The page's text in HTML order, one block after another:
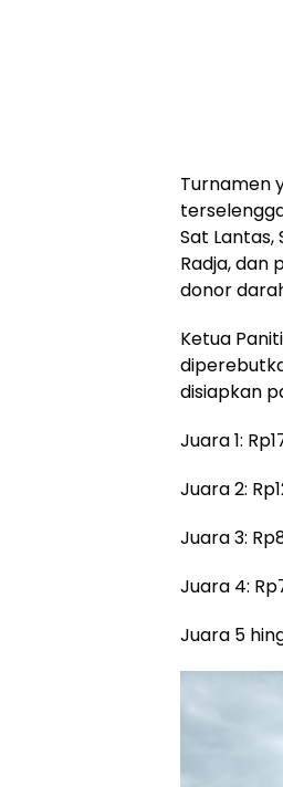
Turnamen
Sat Lantas,
Radja, dan
donor
Ketua
disiapkan
Juara 1:
Juara 2:
Juara 3:
Juara 4:
Juara 5